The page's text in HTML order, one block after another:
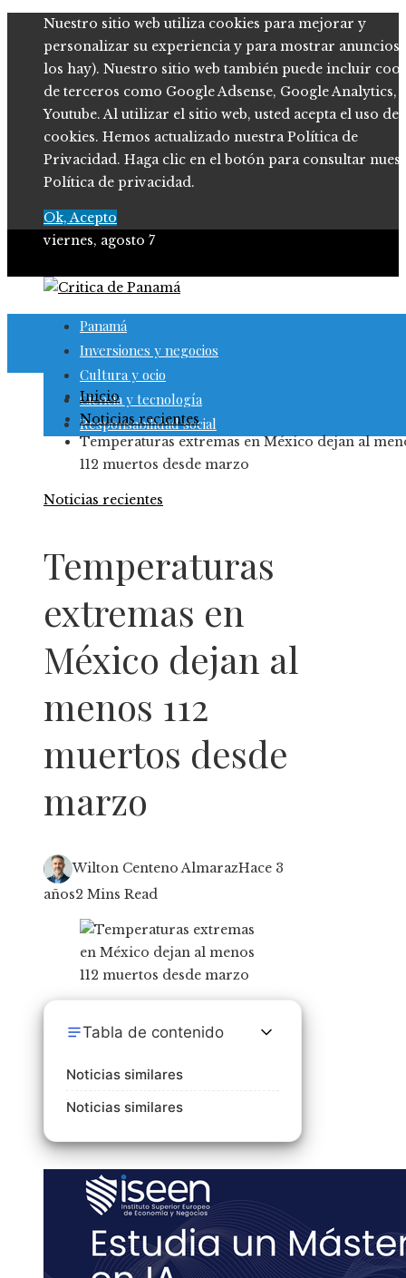
Nuestro sitio web utiliza cookies para mejorar y
personalizar su experiencia y para mostrar anuncios
los hay). Nuestro sitio web también puede incluir
de terceros como Google Adsense, Google Analytics,
Youtube. Al utilizar el sitio web, usted acepta el uso de
cookies. Hemos actualizado nuestra Política de
Privacidad. Haga clic en el botón para consultar
Política de privacidad.
Ok, Acepto
viernes, agosto 7
Panamá
Inversiones y negocios
Cultura y ocio
Ciencia y tecnología
Responsabilidad social
Inicio
Noticias recientes
Temperaturas extremas en México dejan al
112 muertos desde marzo
Noticias recientes
Temperaturas
extremas en
México dejan al
menos 112
muertos desde
marzo
Wilton Centeno AlmarazHace 3
años2 Mins Read
Tabla de contenido
Noticias similares
Noticias similares